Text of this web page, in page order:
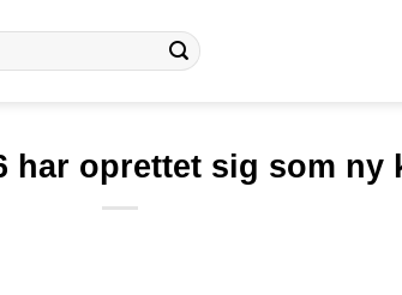
har oprettet sig som ny